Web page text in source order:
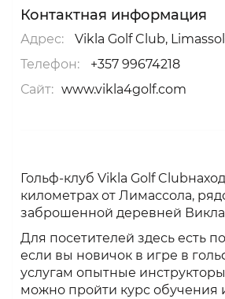
Контактная информация
Адрес:
Vikla Golf Club,
Телефон:
+357 99674218
Сайт: www.vikla4golf.com
Гольф-клуб Vikla Golf
километрах от Лимассола,
заброшенной деревней
Для посетителей здесь есть
если вы новичок в игре в
услугам опытные
можно пройти курс обучения